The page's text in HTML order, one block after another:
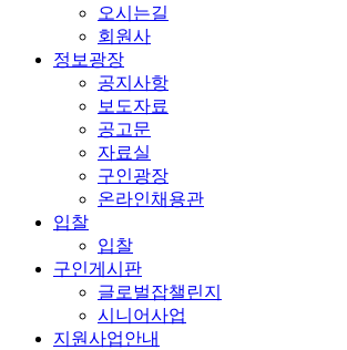
오시는길
회원사
정보광장
공지사항
보도자료
공고문
자료실
구인광장
온라인채용관
입찰
입찰
구인게시판
글로벌잡챌린지
시니어사업
지원사업안내